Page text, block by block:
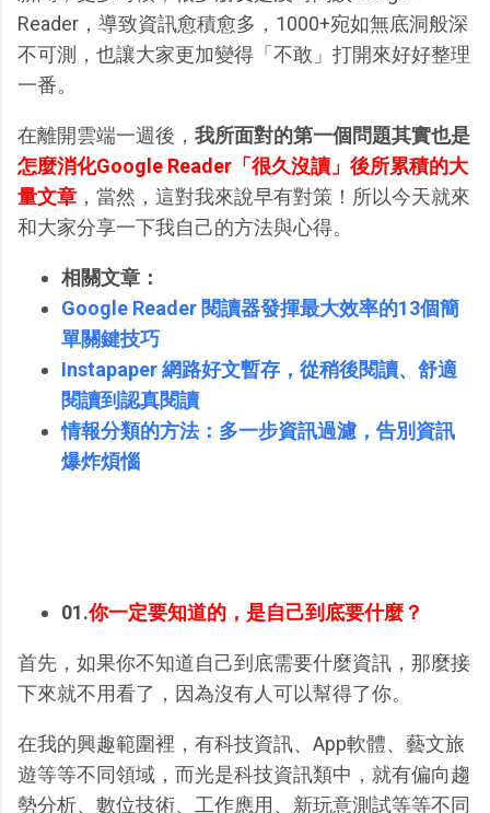
Reader，導致資訊愈積愈多，1000+宛如無底洞般深
不可測，也讓大家更加變得「不敢」打開來好好整理
一番。
在離開雲端一週後， 我所面對的第一個問題其實也是
怎麼消化Google Reader「很久沒讀」後所累積的大
量文章 ，當然，這對我來說早有對策！所以今天就來
和大家分享一下我自己的方法與心得。
相關文章：
Google Reader 閱讀器發揮最大效率的13個簡
單關鍵技巧
Instapaper 網路好文暫存，從稍後閱讀、舒適
閱讀到認真閱讀
情報分類的方法：多一步資訊過濾，告別資訊
爆炸煩惱
01.你一定要知道的，是自己到底要什麼？
首先，如果你不知道自己到底需要什麼資訊，那麼接
下來就不用看了，因為沒有人可以幫得了你。
在我的興趣範圍裡，有科技資訊、App軟體、藝文旅
遊等等不同領域，而光是科技資訊類中，就有偏向趨
勢分析、數位技術、工作應用、新玩意測試等等不同